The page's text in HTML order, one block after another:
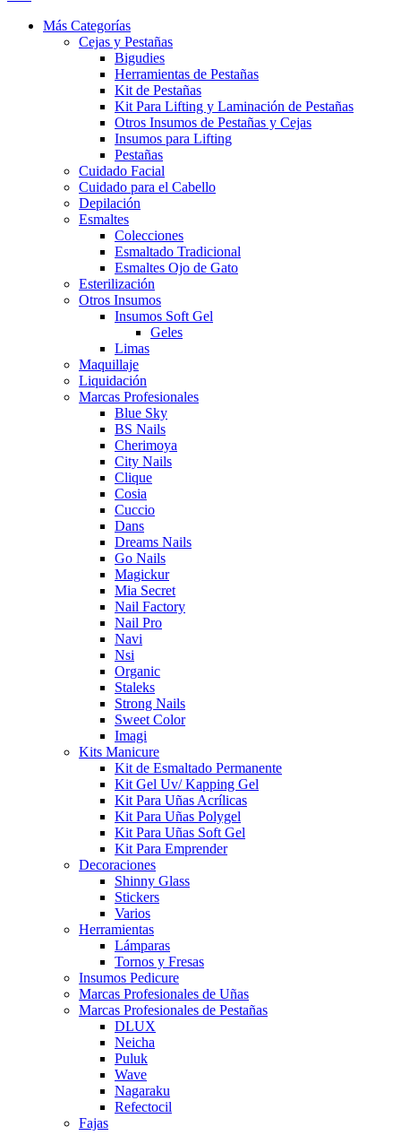
Más Categorías
Cejas y Pestañas
Bigudies
Herramientas de Pestañas
Kit de Pestañas
Kit Para Lifting y Laminación de Pestañas
Otros Insumos de Pestañas y Cejas
Insumos para Lifting
Pestañas
Cuidado Facial
Cuidado para el Cabello
Depilación
Esmaltes
Colecciones
Esmaltado Tradicional
Esmaltes Ojo de Gato
Esterilización
Otros Insumos
Insumos Soft Gel
Geles
Limas
Maquillaje
Liquidación
Marcas Profesionales
Blue Sky
BS Nails
Cherimoya
City Nails
Clique
Cosia
Cuccio
Dans
Dreams Nails
Go Nails
Magickur
Mia Secret
Nail Factory
Nail Pro
Navi
Nsi
Organic
Staleks
Strong Nails
Sweet Color
Imagi
Kits Manicure
Kit de Esmaltado Permanente
Kit Gel Uv/ Kapping Gel
Kit Para Uñas Acrílicas
Kit Para Uñas Polygel
Kit Para Uñas Soft Gel
Kit Para Emprender
Decoraciones
Shinny Glass
Stickers
Varios
Herramientas
Lámparas
Tornos y Fresas
Insumos Pedicure
Marcas Profesionales de Uñas
Marcas Profesionales de Pestañas
DLUX
Neicha
Puluk
Wave
Nagaraku
Refectocil
Fajas